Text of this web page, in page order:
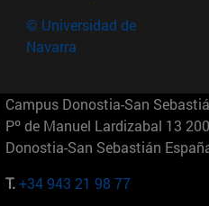
© Universidad de
Navarra
Campus Donostia-San
Pº de Manuel Lardizabal 13
Donostia-San Sebastián
T.+34 943 21 98 77